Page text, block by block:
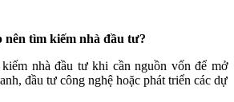
nên tìm kiếm nhà đầu tư?
nhà đầu tư khi cần nguồn vốn để mở
đầu tư công nghệ hoặc phát triển các dự